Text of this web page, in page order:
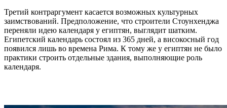
Третий контраргумент касается возможных культурных
заимствований. Предположение, что строители Стоунхенджа
переняли идею календаря у египтян, выглядит шатким.
Египетский календарь состоял из 365 дней, а високосный год
появился лишь во времена Рима. К тому же у египтян не было
практики строить отдельные здания, выполняющие роль
календаря.